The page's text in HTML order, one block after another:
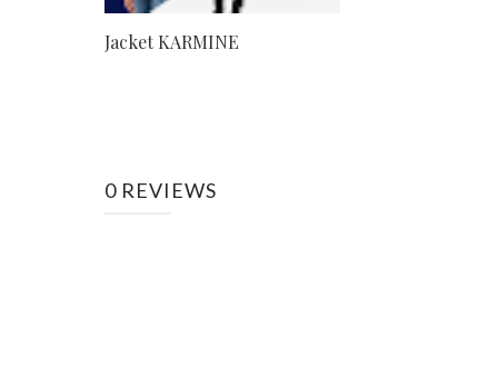
Jacket KARMINE
0 REVIEWS